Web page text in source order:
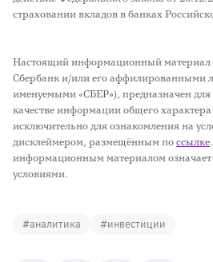
страховании вкладов в банках
Настоящий информационный материал
Сбербанк и/или его аффилированными
именуемыми «СБЕР»), предназначен для
качестве информации общего характера
исключительно для ознакомления на
дисклеймером, размещённым по ссылке
информационным материалом означает
условиями.
#аналитика #инвестиции